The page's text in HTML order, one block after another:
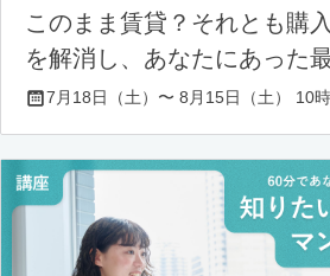
このまま賃貸？それとも購
を解消し、あなたにあった
7月18日（土）〜 8月15日（土） 10